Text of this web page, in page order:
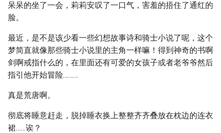
呆呆的坐了一会，莉莉安叹了一口气，害羞的捂住了通红的
脸。
最近，是不是该少看一些幻想故事诗和骑士小说了呢，这个
梦简直就像那些骑士小说里的主角一样嘛！得到神奇的书啊
剑啊戒指什么的，在里面还有可爱的女孩子或者老爷爷然后
指引他开始冒险………
真是荒唐啊。
彻底将睡意赶走，脱掉睡衣换上整整齐齐叠放在枕边的连衣
裙……诶？